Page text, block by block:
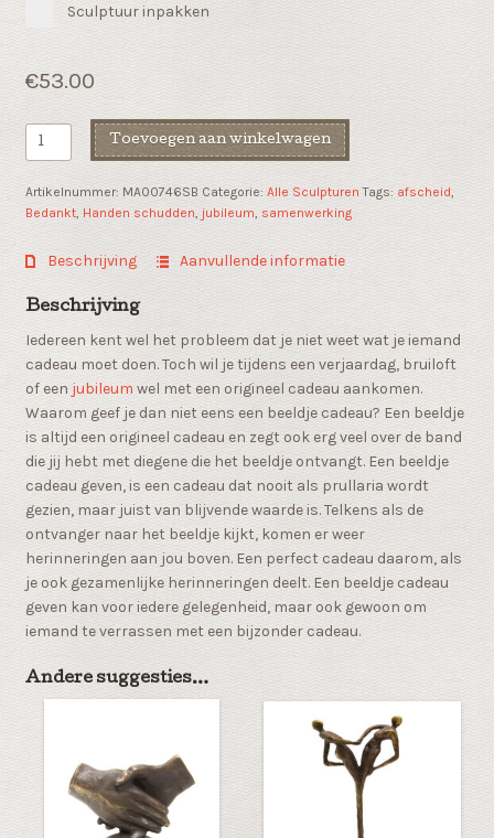
Sculptuur inpakken
€53.00
Afscheid
geschenk
bedanken"
Toevoegen aan winkelwagen
Artikelnummer: MA00746SB Categorie: Alle Sculpturen Tags: afscheid,
Bedankt, Handen schudden, jubileum, samenwerking
Beschrijving Aanvullende informatie
Beschrijving
Iedereen kent wel het probleem dat je niet weet wat je iemand
cadeau moet doen. Toch wil je tijdens een verjaardag, bruiloft
of een jubileum wel met een origineel cadeau aankomen.
Waarom geef je dan niet eens een beeldje cadeau? Een beeldje
is altijd een origineel cadeau en zegt ook erg veel over de band
die jij hebt met diegene die het beeldje ontvangt. Een beeldje
cadeau geven, is een cadeau dat nooit als prullaria wordt
gezien, maar juist van blijvende waarde is. Telkens als de
ontvanger naar het beeldje kijkt, komen er weer
herinneringen aan jou boven. Een perfect cadeau daarom, als
je ook gezamenlijke herinneringen deelt. Een beeldje cadeau
geven kan voor iedere gelegenheid, maar ook gewoon om
iemand te verrassen met een bijzonder cadeau.
Andere suggesties…